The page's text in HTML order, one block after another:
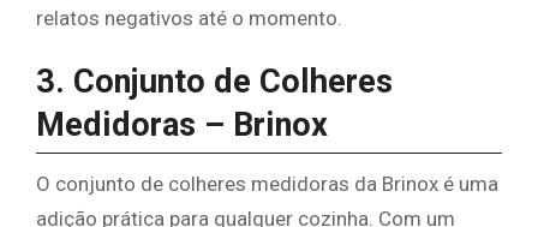
relatos negativos até o momento.
3. Conjunto de Colheres
Medidoras – Brinox
O conjunto de colheres medidoras da Brinox é uma
adição prática para qualquer cozinha. Com um